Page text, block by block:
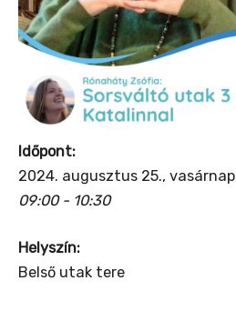
Időpont:
2024. augusztus 25., vasárnap
09:00 - 10:30
Helyszín:
Belső utak tere